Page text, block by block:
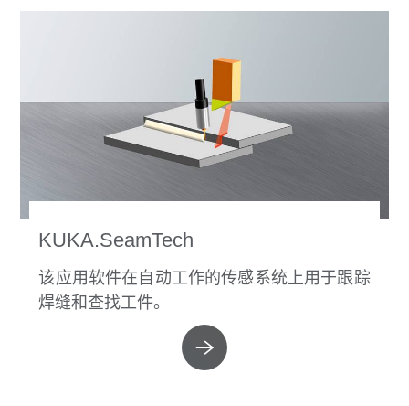
KUKA.SeamTech
该应用软件在自动工作的传感系统上用于跟踪
焊缝和查找工件。